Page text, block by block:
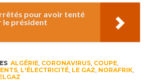
pour avoir tenté
le président
ALGÉRIE, CORONAVIRUS, COUPE,
, L'ÉLECTRICITÉ, LE GAZ, NORAFRIK,